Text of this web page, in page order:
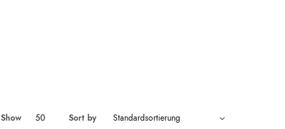
Show 50 Sort by